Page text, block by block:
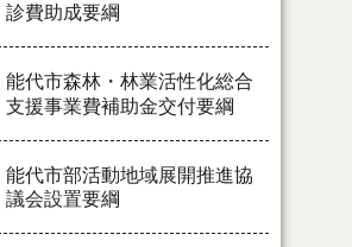
診費助成要綱
能代市森林・林業活性化総合
支援事業費補助金交付要綱
能代市部活動地域展開推進協
議会設置要綱